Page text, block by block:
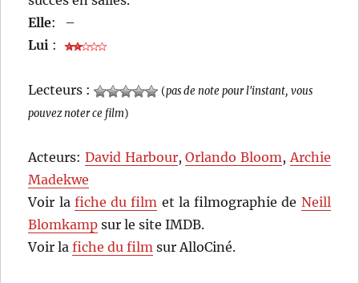
Elle:
–
Lui :
Lecteurs : (pas de note pour l'instant, vous
pouvez noter ce film)
Acteurs: David Harbour,Orlando Bloom,Archie
Madekwe
Voir la fiche du film et la filmographie de Neill
Blomkamp sur le site IMDB.
Voir lafiche du film sur AlloCiné.